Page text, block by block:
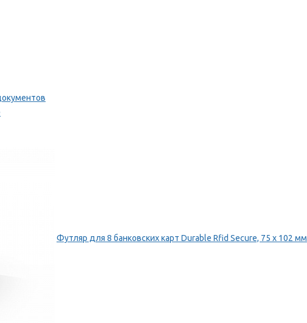
Футляр для 8 банковских карт Durable Rfid Secure, 75 х 102 мм